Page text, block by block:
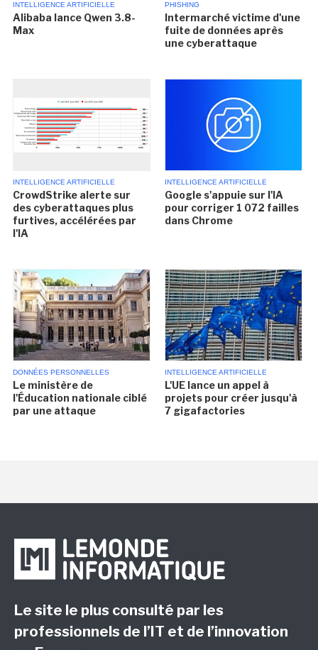
INTELLIGENCE ARTIFICIELLE
Alibaba lance Qwen 3.8-
Max
PHISHING
Intermarché victime d'une
fuite de données après
une cyberattaque
INTELLIGENCE ARTIFICIELLE
CrowdStrike alerte sur
des cyberattaques plus
furtives, accélérées par
l'IA
INTELLIGENCE ARTIFICIELLE
Google s'appuie sur l'IA
pour corriger 1 072 failles
dans Chrome
DONNÉES PERSONNELLES
Le ministère de
l'Éducation nationale ciblé
par une attaque
INTELLIGENCE ARTIFICIELLE
L'UE lance un appel à
projets pour créer jusqu'à
7 gigafactories
Le site le plus consulté par les
professionnels de l’IT et de l’innovation